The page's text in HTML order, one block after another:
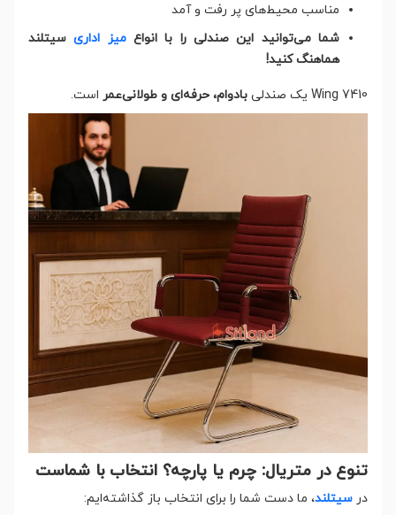
مناسب محیط‌های پر رفت و آمد
شما می‌توانید این صندلی را با انواعمیز اداریسیتلند
هماهنگ کنید!
Wing 7410 یک صندلی بادوام، حرفه‌ای و طولانی‌عمر است.
تنوع در متریال: چرم یا پارچه؟ انتخاب با شماست
در سیتلند، ما دست شما را برای انتخاب باز گذاشته‌ایم: